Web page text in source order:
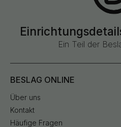
Ein Teil der
BESLAG ONLINE
Über uns
Kontakt
Häufige Fragen